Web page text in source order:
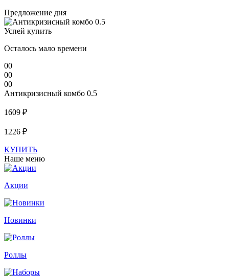
Предложение дня
Успей купить
Осталось мало времени
00
00
00
Антикризисный комбо 0.5
1609 ₽
1226 ₽
КУПИТЬ
Наше меню
Акции
Новинки
Роллы